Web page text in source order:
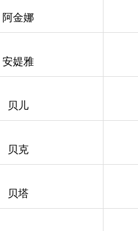
阿金娜
安媞雅
贝儿
贝克
贝塔